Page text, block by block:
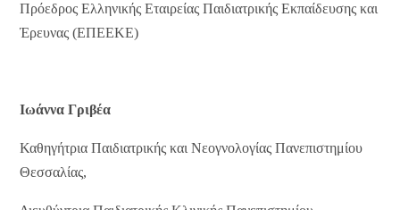
Πρόεδρος Ελληνικής Εταιρείας ΠαιδιατρικήςΕκπαίδευσης και
Έρευνας (ΕΠΕΕΚΕ)
Ιωάννα Γριβέα
Καθηγήτρια Παιδιατρικής και Νεογνολογίας Πανεπιστημίου
Θεσσαλίας,